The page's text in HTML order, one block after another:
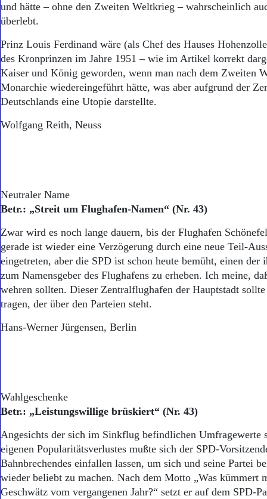
und hätte – ohne den Zweiten Weltkrieg – wahrscheinlich
überlebt.
Prinz Louis Ferdinand wäre (als Chef des Hauses
des Kronprinzen im Jahre 1951 – wie im Artikel korrekt
Kaiser und König geworden, wenn man nach dem Zweiten
Monarchie wiedereingeführt hätte, was aber aufgrund der
Deutschlands eine Utopie darstellte.
Wolfgang Reith, Neuss
Neutraler Name
Betr.: „Streit um Flughafen-Namen“ (Nr. 43)
Zwar wird es noch lange dauern, bis der Flughafen
gerade ist wieder eine Verzögerung durch eine neue Teil-
eingetreten, aber die SPD ist schon heute bemüht, einen
zum Namensgeber des Flughafens zu erheben. Ich meine,
wehren sollten. Dieser Zentralflughafen der Hauptstadt
tragen, der über den Parteien steht.
Hans-Werner Jürgensen, Berlin
Wahlgeschenke
Betr.: „Leistungswillige brüskiert“ (Nr. 43)
Angesichts der sich im Sinkflug befindlichen Umfragewerte
eigenen Popularitätsverlustes mußte sich der SPD-
Bahnbrechendes einfallen lassen, um sich und seine Partei
wieder beliebt zu machen. Nach dem Motto „Was kümmert
Geschwätz vom vergangenen Jahr?“ setzt er auf dem SPD-